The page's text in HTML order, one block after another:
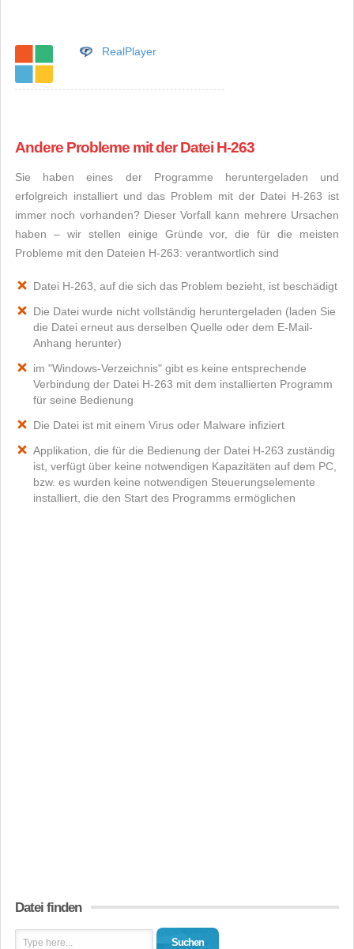
RealPlayer
Andere Probleme mit der Datei H-263
Sie haben eines der Programme heruntergeladen und
erfolgreich installiert und das Problem mit der Datei H-263 ist
immer noch vorhanden? Dieser Vorfall kann mehrere Ursachen
haben – wir stellen einige Gründe vor, die für die meisten
Probleme mit den Dateien H-263: verantwortlich sind
Datei H-263, auf die sich das Problem bezieht, ist beschädigt
Die Datei wurde nicht vollständig heruntergeladen (laden Sie
die Datei erneut aus derselben Quelle oder dem E-Mail-
Anhang herunter)
im "Windows-Verzeichnis" gibt es keine entsprechende
Verbindung der Datei H-263 mit dem installierten Programm
für seine Bedienung
Die Datei ist mit einem Virus oder Malware infiziert
Applikation, die für die Bedienung der Datei H-263 zuständig
ist, verfügt über keine notwendigen Kapazitäten auf dem PC,
bzw. es wurden keine notwendigen Steuerungselemente
installiert, die den Start des Programms ermöglichen
Datei finden
Suchen